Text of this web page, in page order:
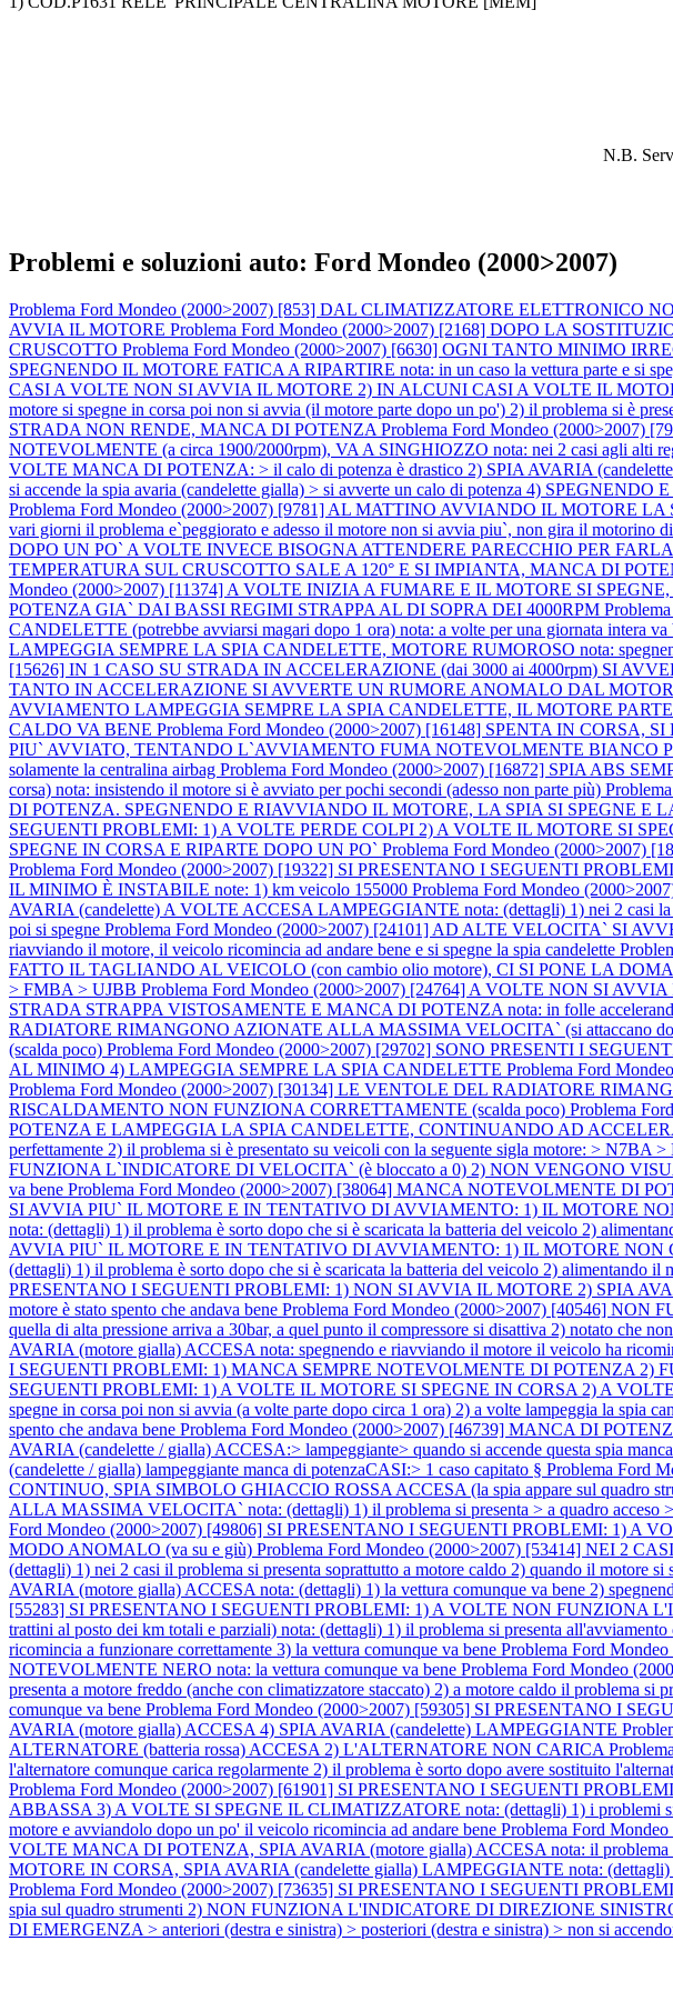
N.B.
Problemi e soluzioni auto: Ford Mondeo (2000>2007)
Problema Ford Mondeo (2000>2007) [853] DAL CLIMATIZZATORE ELETTRONICO
AVVIA IL MOTORE Problema Ford Mondeo (2000>2007) [2168] DOPO LA
CRUSCOTTO Problema Ford Mondeo (2000>2007) [6630] OGNI TANTO MINIMO
SPEGNENDO IL MOTORE FATICA A RIPARTIRE nota: in un caso la vettura parte e si
CASI A VOLTE NON SI AVVIA IL MOTORE 2) IN ALCUNI CASI A VOLTE IL
motore si spegne in corsa poi non si avvia (il motore parte dopo un po') 2) il problema si è
STRADA NON RENDE, MANCA DI POTENZA Problema Ford Mondeo (2000>2007)
NOTEVOLMENTE (a circa 1900/2000rpm), VA A SINGHIOZZO nota: nei 2 casi agli alti
VOLTE MANCA DI POTENZA: > il calo di potenza è drastico 2) SPIA AVARIA
si accende la spia avaria (candelette gialla) > si avverte un calo di potenza 4)
Problema Ford Mondeo (2000>2007) [9781] AL MATTINO AVVIANDO IL MOTORE
vari giorni il problema e`peggiorato e adesso il motore non si avvia piu`, non gira il motorino
DOPO UN PO` A VOLTE INVECE BISOGNA ATTENDERE PARECCHIO PER
TEMPERATURA SUL CRUSCOTTO SALE A 120° E SI IMPIANTA, MANCA DI
Mondeo (2000>2007) [11374] A VOLTE INIZIA A FUMARE E IL MOTORE SI
POTENZA GIA` DAI BASSI REGIMI STRAPPA AL DI SOPRA DEI 4000RPM
CANDELETTE (potrebbe avviarsi magari dopo 1 ora) nota: a volte per una giornata intera va
LAMPEGGIA SEMPRE LA SPIA CANDELETTE, MOTORE RUMOROSO nota:
[15626] IN 1 CASO SU STRADA IN ACCELERAZIONE (dai 3000 ai 4000rpm) SI
TANTO IN ACCELERAZIONE SI AVVERTE UN RUMORE ANOMALO DAL
AVVIAMENTO LAMPEGGIA SEMPRE LA SPIA CANDELETTE, IL MOTORE
CALDO VA BENE Problema Ford Mondeo (2000>2007) [16148] SPENTA IN CORSA,
PIU` AVVIATO, TENTANDO L`AVVIAMENTO FUMA NOTEVOLMENTE BIANCO
solamente la centralina airbag Problema Ford Mondeo (2000>2007) [16872] SPIA ABS
corsa) nota: insistendo il motore si è avviato per pochi secondi (adesso non parte più)
DI POTENZA. SPEGNENDO E RIAVVIANDO IL MOTORE, LA SPIA SI SPEGNE E
SEGUENTI PROBLEMI: 1) A VOLTE PERDE COLPI 2) A VOLTE IL MOTORE SI
SPEGNE IN CORSA E RIPARTE DOPO UN PO` Problema Ford Mondeo (2000>2007)
Problema Ford Mondeo (2000>2007) [19322] SI PRESENTANO I SEGUENTI
IL MINIMO È INSTABILE note: 1) km veicolo 155000 Problema Ford Mondeo
AVARIA (candelette) A VOLTE ACCESA LAMPEGGIANTE nota: (dettagli) 1) nei 2 casi la
poi si spegne Problema Ford Mondeo (2000>2007) [24101] AD ALTE VELOCITA` SI
riavviando il motore, il veicolo ricomincia ad andare bene e si spegne la spia candelette
FATTO IL TAGLIANDO AL VEICOLO (con cambio olio motore), CI SI PONE LA
> FMBA > UJBB Problema Ford Mondeo (2000>2007) [24764] A VOLTE NON SI AVVIA
STRADA STRAPPA VISTOSAMENTE E MANCA DI POTENZA nota: in folle
RADIATORE RIMANGONO AZIONATE ALLA MASSIMA VELOCITA` (si attaccano
(scalda poco) Problema Ford Mondeo (2000>2007) [29702] SONO PRESENTI I
AL MINIMO 4) LAMPEGGIA SEMPRE LA SPIA CANDELETTE Problema Ford
Problema Ford Mondeo (2000>2007) [30134] LE VENTOLE DEL RADIATORE
RISCALDAMENTO NON FUNZIONA CORRETTAMENTE (scalda poco) Problema
POTENZA E LAMPEGGIA LA SPIA CANDELETTE, CONTINUANDO AD
perfettamente 2) il problema si è presentato su veicoli con la seguente sigla motore: > N7BA >
FUNZIONA L`INDICATORE DI VELOCITA` (è bloccato a 0) 2) NON VENGONO
va bene Problema Ford Mondeo (2000>2007) [38064] MANCA NOTEVOLMENTE DI
SI AVVIA PIU` IL MOTORE E IN TENTATIVO DI AVVIAMENTO: 1) IL MOTORE
nota: (dettagli) 1) il problema è sorto dopo che si è scaricata la batteria del veicolo 2)
AVVIA PIU` IL MOTORE E IN TENTATIVO DI AVVIAMENTO: 1) IL MOTORE NON
(dettagli) 1) il problema è sorto dopo che si è scaricata la batteria del veicolo 2) alimentando
PRESENTANO I SEGUENTI PROBLEMI: 1) NON SI AVVIA IL MOTORE 2) SPIA
motore è stato spento che andava bene Problema Ford Mondeo (2000>2007) [40546] NON
quella di alta pressione arriva a 30bar, a quel punto il compressore si disattiva 2) notato che
AVARIA (motore gialla) ACCESA nota: spegnendo e riavviando il motore il veicolo ha
I SEGUENTI PROBLEMI: 1) MANCA SEMPRE NOTEVOLMENTE DI POTENZA 2)
SEGUENTI PROBLEMI: 1) A VOLTE IL MOTORE SI SPEGNE IN CORSA 2) A
spegne in corsa poi non si avvia (a volte parte dopo circa 1 ora) 2) a volte lampeggia la spia
spento che andava bene Problema Ford Mondeo (2000>2007) [46739] MANCA DI
AVARIA (candelette / gialla) ACCESA:> lampeggiante> quando si accende questa spia
(candelette / gialla) lampeggiante manca di potenzaCASI:> 1 caso capitato § Problema Ford
CONTINUO, SPIA SIMBOLO GHIACCIO ROSSA ACCESA (la spia appare sul quadro
ALLA MASSIMA VELOCITA` nota: (dettagli) 1) il problema si presenta > a quadro acceso
Ford Mondeo (2000>2007) [49806] SI PRESENTANO I SEGUENTI PROBLEMI: 1)
MODO ANOMALO (va su e giù) Problema Ford Mondeo (2000>2007) [53414] NEI 2
(dettagli) 1) nei 2 casi il problema si presenta soprattutto a motore caldo 2) quando il motore
AVARIA (motore gialla) ACCESA nota: (dettagli) 1) la vettura comunque va bene 2)
[55283] SI PRESENTANO I SEGUENTI PROBLEMI: 1) A VOLTE NON FUNZIONA
trattini al posto dei km totali e parziali) nota: (dettagli) 1) il problema si presenta
ricomincia a funzionare correttamente 3) la vettura comunque va bene Problema Ford
NOTEVOLMENTE NERO nota: la vettura comunque va bene Problema Ford Mondeo
presenta a motore freddo (anche con climatizzatore staccato) 2) a motore caldo il problema
comunque va bene Problema Ford Mondeo (2000>2007) [59305] SI PRESENTANO I
AVARIA (motore gialla) ACCESA 4) SPIA AVARIA (candelette) LAMPEGGIANTE
ALTERNATORE (batteria rossa) ACCESA 2) L'ALTERNATORE NON CARICA
l'alternatore comunque carica regolarmente 2) il problema è sorto dopo avere sostituito
Problema Ford Mondeo (2000>2007) [61901] SI PRESENTANO I SEGUENTI
ABBASSA 3) A VOLTE SI SPEGNE IL CLIMATIZZATORE nota: (dettagli) 1) i problemi si
motore e avviandolo dopo un po' il veicolo ricomincia ad andare bene Problema Ford
VOLTE MANCA DI POTENZA, SPIA AVARIA (motore gialla) ACCESA nota: il problema
MOTORE IN CORSA, SPIA AVARIA (candelette gialla) LAMPEGGIANTE nota: (dettagli)
Problema Ford Mondeo (2000>2007) [73635] SI PRESENTANO I SEGUENTI
spia sul quadro strumenti 2) NON FUNZIONA L'INDICATORE DI DIREZIONE
DI EMERGENZA > anteriori (destra e sinistra) > posteriori (destra e sinistra) > non si